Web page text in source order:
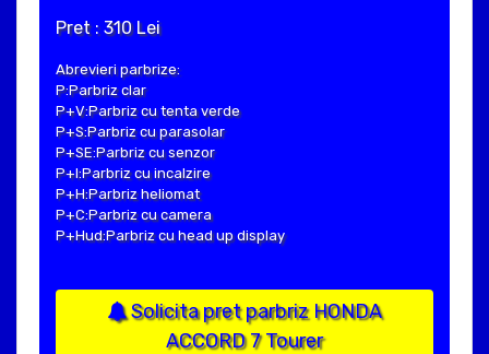
Pret : 310 Lei
Abrevieri parbrize:
P:Parbriz clar
P+V:Parbriz cu tenta verde
P+S:Parbriz cu parasolar
P+SE:Parbriz cu senzor
P+I:Parbriz cu incalzire
P+H:Parbriz heliomat
P+C:Parbriz cu camera
P+Hud:Parbriz cu head up display
Solicita pret parbriz HONDA
ACCORD 7 Tourer